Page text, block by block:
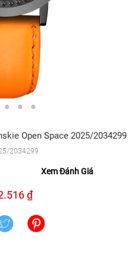
Open Space 2025/2034299
2034299
Xem Đánh Giá
₫